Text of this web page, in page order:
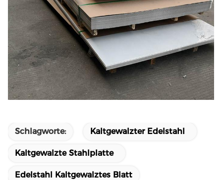
Schlagworte: Kaltgewalzter Edelstahl
Kaltgewalzte Stahlplatte
Edelstahl Kaltgewalztes Blatt